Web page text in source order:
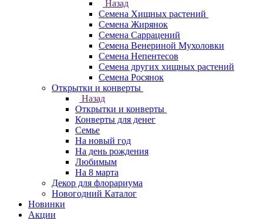
Назад
Семена Хищных растений
Семена Жирянок
Семена Саррацений
Семена Венериной Мухоловки
Семена Непентесов
Семена других хищных растений
Семена Росянок
Открытки и конверты
Назад
Открытки и конверты
Конверты для денег
Семье
На новый год
На день рождения
Любимым
На 8 марта
Декор для флорариума
Новогодний Каталог
Новинки
Акции